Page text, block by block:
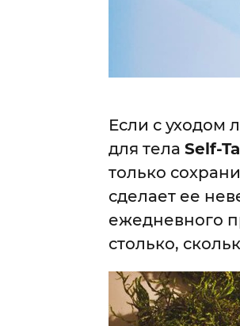
Если с уходом
для тела Self-
только
сделает ее
ежедневного
столько,